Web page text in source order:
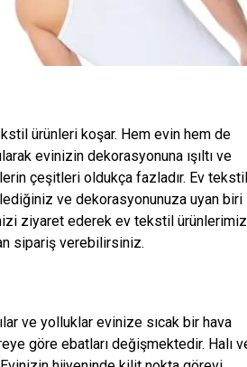
ürünleri koşar. Hem evin hem de
evinizin dekorasyonuna ışıltı ve
çeşitleri oldukça fazladır. Ev tekstil
ve dekorasyonunuza uyan biri
ziyaret ederek ev tekstil
sipariş verebilirsiniz.
ve yolluklar evinize sıcak bir hava
göre ebatları değişmektedir. Halı